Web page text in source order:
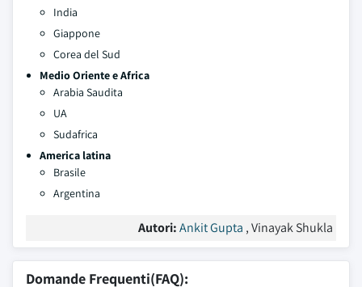
India
Giappone
Corea del Sud
Medio Oriente e Africa
Arabia Saudita
UA
Sudafrica
America latina
Brasile
Argentina
Autori:Ankit Gupta , Vinayak Shukla
Domande Frequenti(FAQ):